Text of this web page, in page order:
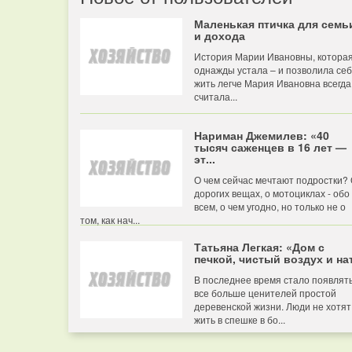
Маленькая птичка для
и дохода
История Марии Ивановны, которая
однажды устала – и позволила
жить легче Мария Ивановна всегда
считала...
Нариман Джемилев: «40
тысяч саженцев в 16 лет —
эт...
О чем сейчас мечтают подростки?
дорогих вещах, о мотоциклах - обо
всем, о чем угодно, но только не о
том, как нач...
Татьяна Легкая: «Дом с
печкой, чистый воздух и
В последнее время стало
все больше ценителей простой
деревенской жизни. Люди не хотят
жить в спешке в бо...